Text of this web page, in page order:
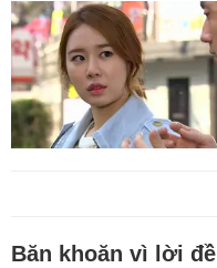
Băn khoăn vì lời